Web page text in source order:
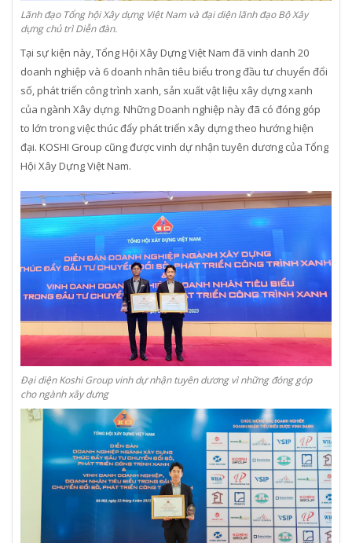
Lãnh đạo Tổng hội Xây dựng Việt Nam và đại diện lãnh đạo Bộ Xây
dựng chủ trì Diễn đàn.
Tại sự kiện này, Tổng Hội Xây Dựng Việt Nam đã vinh danh 20
doanh nghiệp và 6 doanh nhân tiêu biểu trong đầu tư chuyển đổi
số, phát triển công trình xanh, sản xuất vật liệu xây dựng xanh
của ngành Xây dựng. Những Doanh nghiệp này đã có đóng góp
to lớn trong việc thúc đẩy phát triển xây dựng theo hướng hiện
đại. KOSHI Group cũng được vinh dự nhận tuyên dương của Tổng
Hội Xây Dựng Việt Nam.
Đại diện Koshi Group vinh dự nhận tuyên dương vì những đóng góp
cho ngành xây dưng